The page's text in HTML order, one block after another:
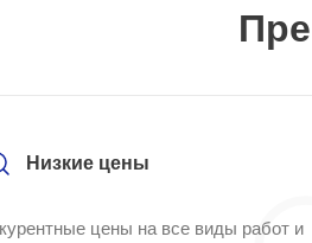
Низкие цены
цены на все виды работ и